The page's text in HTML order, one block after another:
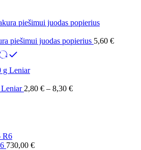
piešimui juodas popierius 5,60 €
Leniar 2,80 € – 8,30 €
730,00 €